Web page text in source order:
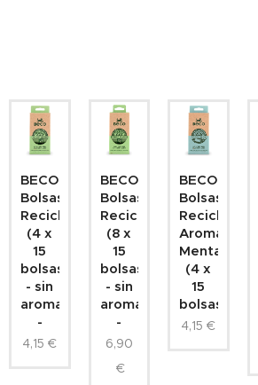
BECO
Bolsas
Reciclables
(4 x
15
bolsas)
- sin
aroma
-
4,15 €
BECO
Bolsas
Reciclables
(8 x
15
bolsas)
- sin
aroma
-
6,90
€
BECO
Bolsas
Reciclables
Aroma
Menta
(4 x
15
bolsas)
4,15 €